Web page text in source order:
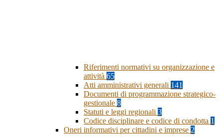
Riferimenti normativi su organizzazione e
attività 65
Atti amministrativi generali 141
Documenti di programmazione strategico-
gestionale 8
Statuti e leggi regionali 3
Codice disciplinare e codice di condotta 1
Oneri informativi per cittadini e imprese 2